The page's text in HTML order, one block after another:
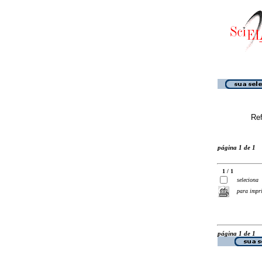
página 1 de 1
1 / 1
seleciona
para
página 1 de 1